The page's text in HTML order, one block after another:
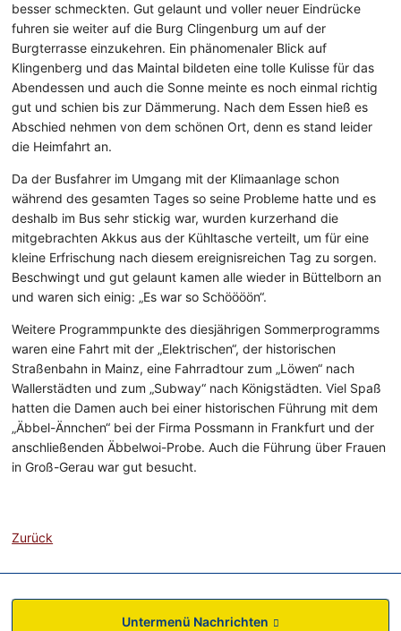
besser schmeckten. Gut gelaunt und voller neuer Eindrücke
fuhren sie weiter auf die Burg Clingenburg um auf der
Burgterrasse einzukehren. Ein phänomenaler Blick auf
Klingenberg und das Maintal bildeten eine tolle Kulisse für das
Abendessen und auch die Sonne meinte es noch einmal richtig
gut und schien bis zur Dämmerung. Nach dem Essen hieß es
Abschied nehmen von dem schönen Ort, denn es stand leider
die Heimfahrt an.
Da der Busfahrer im Umgang mit der Klimaanlage schon
während des gesamten Tages so seine Probleme hatte und es
deshalb im Bus sehr stickig war, wurden kurzerhand die
mitgebrachten Akkus aus der Kühltasche verteilt, um für eine
kleine Erfrischung nach diesem ereignisreichen Tag zu sorgen.
Beschwingt und gut gelaunt kamen alle wieder in Büttelborn an
und waren sich einig: „Es war so Schöööön“.
Weitere Programmpunkte des diesjährigen Sommerprogramms
waren eine Fahrt mit der „Elektrischen“, der historischen
Straßenbahn in Mainz, eine Fahrradtour zum „Löwen“ nach
Wallerstädten und zum „Subway“ nach Königstädten. Viel Spaß
hatten die Damen auch bei einer historischen Führung mit dem
„Äbbel-Ännchen“ bei der Firma Possmann in Frankfurt und der
anschließenden Äbbelwoi-Probe. Auch die Führung über Frauen
in Groß-Gerau war gut besucht.
Zurück
Untermenü Nachrichten